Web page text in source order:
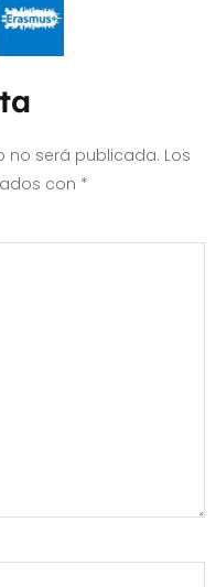
no será publicada. Los
con *